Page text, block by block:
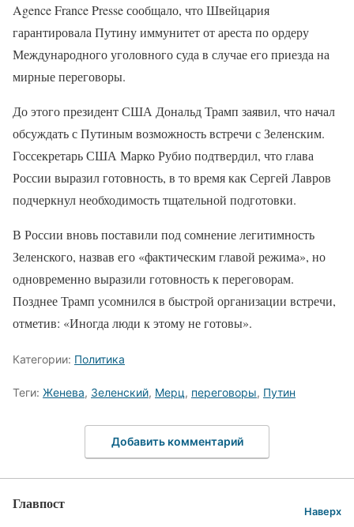
Agence France Presse сообщало, что Швейцария
гарантировала Путину иммунитет от ареста по ордеру
Международного уголовного суда в случае его приезда на
мирные переговоры.
До этого президент США Дональд Трамп заявил, что начал
обсуждать с Путиным возможность встречи с Зеленским.
Госсекретарь США Марко Рубио подтвердил, что глава
России выразил готовность, в то время как Сергей Лавров
подчеркнул необходимость тщательной подготовки.
В России вновь поставили под сомнение легитимность
Зеленского, назвав его «фактическим главой режима», но
одновременно выразили готовность к переговорам.
Позднее Трамп усомнился в быстрой организации встречи,
отметив: «Иногда люди к этому не готовы».
Категории: Политика
Теги: Женева, Зеленский, Мерц, переговоры, Путин
Добавить комментарий
Главпост Наверх